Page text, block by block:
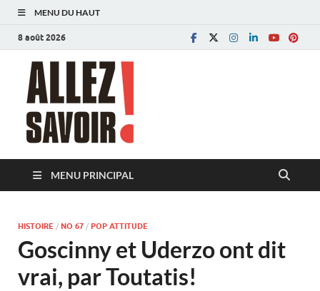
MENU DU HAUT
8 août 2026
MENU PRINCIPAL
HISTOIRE / NO 67 / POP ATTITUDE
Goscinny et Uderzo ont dit
vrai, par Toutatis!